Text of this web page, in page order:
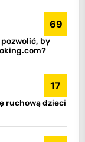
69
pozwolić, by
17
ruchową dzieci